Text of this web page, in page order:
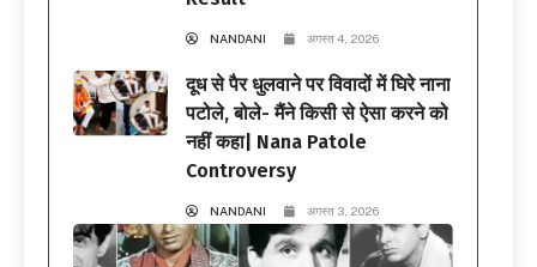
NANDANI अगस्त 4, 2026
दूध से पैर धुलवाने पर विवादों में घिरे नाना
पटोले, बोले- मैंने किसी से ऐसा करने को
नहीं कहा| Nana Patole
Controversy
NANDANI अगस्त 3, 2026